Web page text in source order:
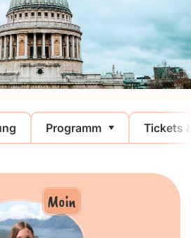
Programm Tickets
Moin